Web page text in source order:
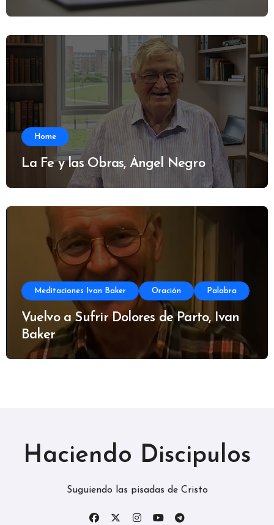
Home
La Fe y las Obras, Ángel Negro
Meditaciones Ivan Baker Oración Palabra
Vuelvo a Sufrir Dolores de Parto, Ivan
Baker
Haciendo Discipulos
Suguiendo las pisadas de Cristo